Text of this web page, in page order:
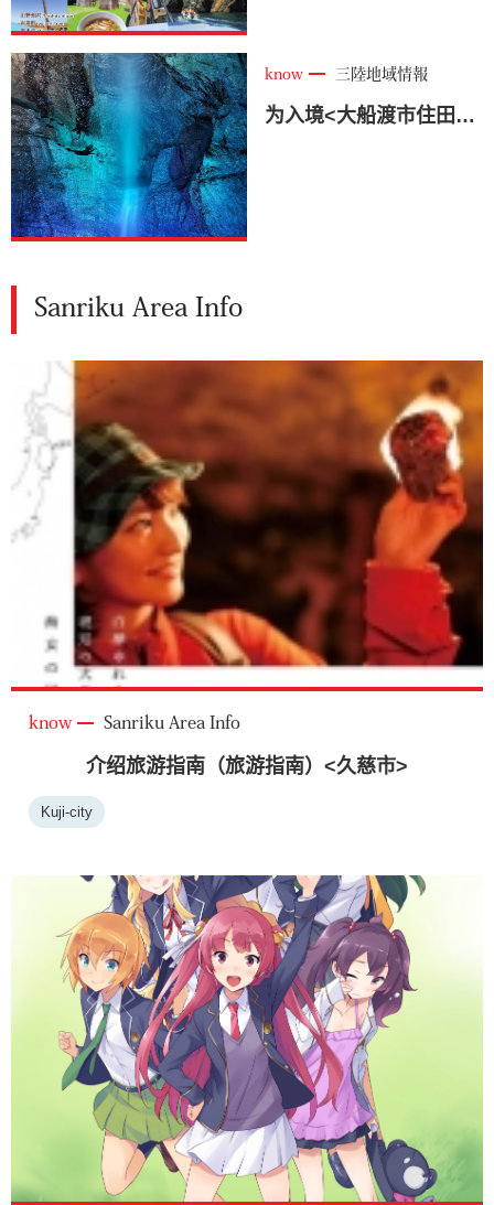
know 三陸地域情報
为入境<大船渡市住田町>制作宣传视频
Sanriku Area Info
know Sanriku Area Info
介绍旅游指南（旅游指南）<久慈市>
Kuji-city